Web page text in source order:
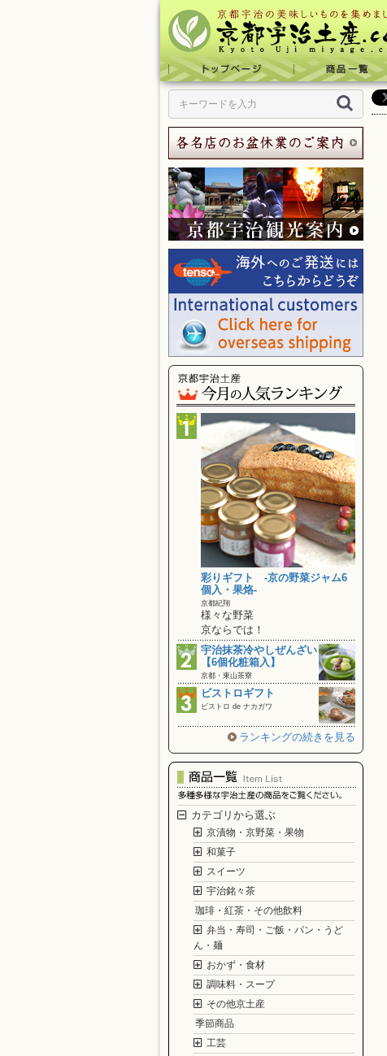
彩りギフト ‐京の野菜ジャム6
個入・果烙‐
京都紀翔
様々な野菜
京ならでは！
宇治抹茶冷やしぜんざい
【6個化粧箱入】
京都・東山茶寮
ビストロギフト
ビストロ de ナカガワ
ランキングの続きを見る
カテゴリから選ぶ
京漬物・京野菜・果物
和菓子
スイーツ
宇治銘々茶
珈琲・紅茶・その他飲料
弁当・寿司・ご飯・パン・うど
ん・麺
おかず・食材
調味料・スープ
その他京土産
季節商品
工芸